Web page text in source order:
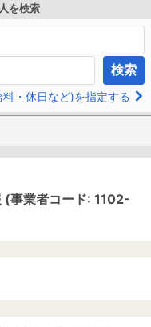
を検索
検索
料・休日など)を指定する
(事業者コード: 1102-